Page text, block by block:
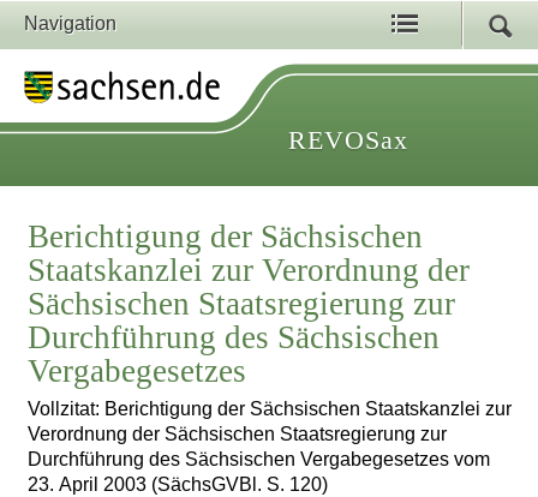
Navigation
REVOSax
Berichtigung der Sächsischen
Staatskanzlei zur Verordnung der
Sächsischen Staatsregierung zur
Durchführung des Sächsischen
Vergabegesetzes
Vollzitat: Berichtigung der Sächsischen Staatskanzlei zur
Verordnung der Sächsischen Staatsregierung zur
Durchführung des Sächsischen Vergabegesetzes vom
23. April 2003 (SächsGVBl. S. 120)